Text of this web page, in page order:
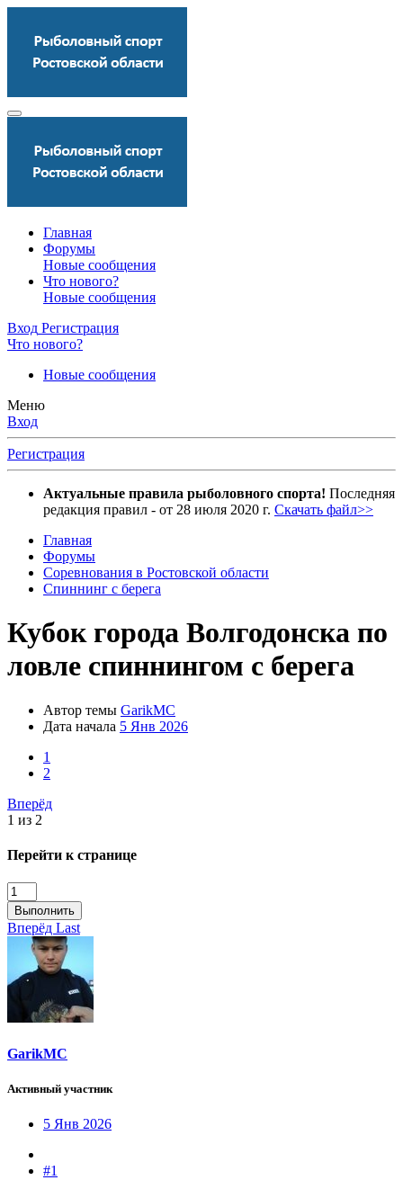
Главная
Форумы
Новые сообщения
Что нового?
Новые сообщения
Вход Регистрация
Что нового?
Новые сообщения
Меню
Вход
Регистрация
Актуальные правила рыболовного спорта! Последняя
редакция правил - от 28 июля 2020 г. Скачать файл>>
Главная
Форумы
Соревнования в Ростовской области
Спиннинг с берега
Кубок города Волгодонска по
ловле спиннингом с берега
Автор темы GarikMC
Дата начала 5 Янв 2026
1
2
Вперёд
1 из 2
Перейти к странице
Выполнить
Вперёд Last
GarikMC
Активный участник
5 Янв 2026
#1